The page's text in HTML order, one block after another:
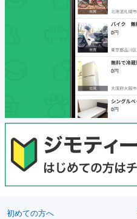
初めての方へ